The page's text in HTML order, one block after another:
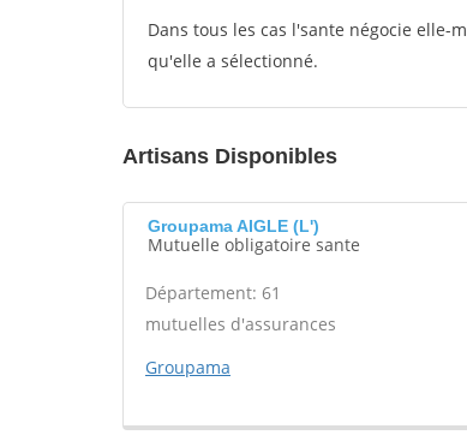
Dans tous les cas l'sante négocie elle-
qu'elle a sélectionné.
Artisans Disponibles
Groupama AIGLE (L')
Mutuelle obligatoire sante
Département: 61
mutuelles d'assurances
Groupama